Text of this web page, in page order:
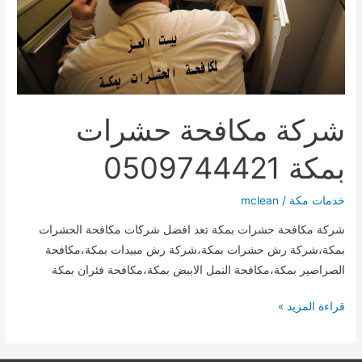
شركة مكافحة حشرات
بمكة 0509744421
خدمات مكة /
mclean
شركة مكافحة حشرات بمكة تعد افضل شركات مكافحة الحشرات
بمكة،شركة رش حشرات بمكة،شركة رش مبيدات بمكة،مكافحة
الصراصير بمكة،مكافحة النمل الابيض بمكة،مكافحة فئران بمكة
شركة
قراءة المزيد »